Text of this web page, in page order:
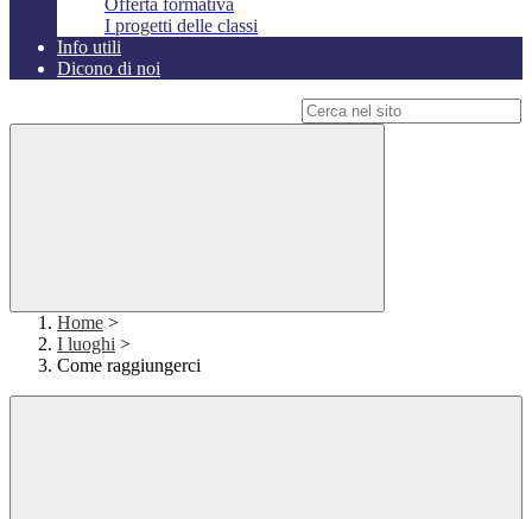
Offerta formativa
I progetti delle classi
Info utili
Dicono di noi
Home >
I luoghi >
Come raggiungerci